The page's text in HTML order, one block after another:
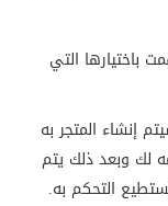
باختيارها التي
إنشاء المتجر به
لك وبعد ذلك يتم
التحكم به.